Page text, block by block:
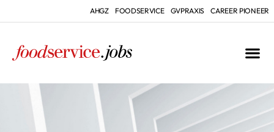
AHGZ FOODSERVICE GVPRAXIS CAREER PIONEER